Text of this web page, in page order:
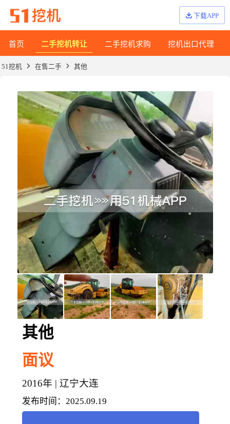
下载APP
首页 二手挖机转让 二手挖机求购 挖机出口代理
51挖机 在售二手 其他
其他
面议
2016年 | 辽宁大连
发布时间： 2025.09.19